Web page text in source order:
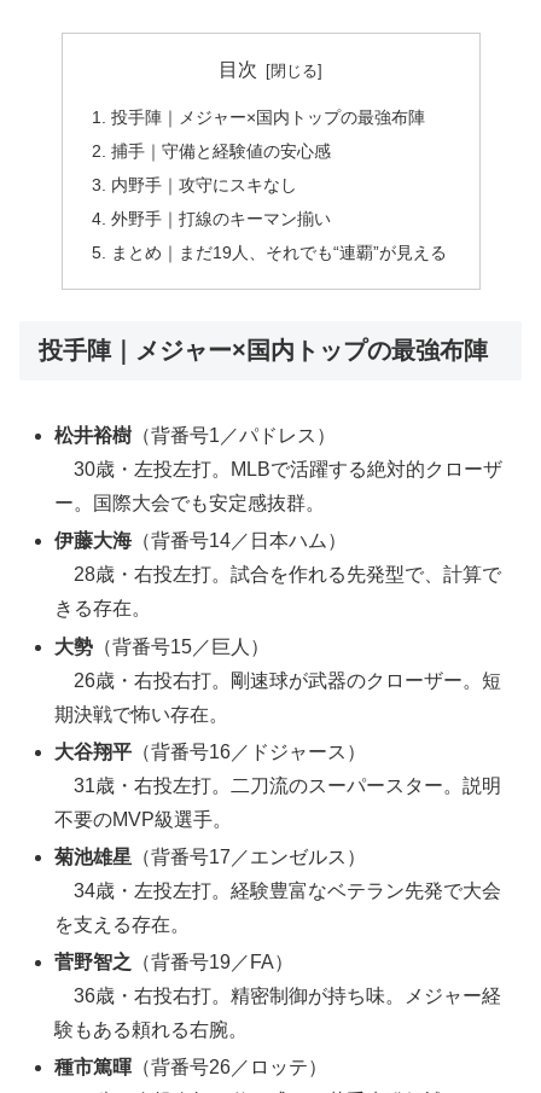
目次
投手陣｜メジャー×国内トップの最強布陣
捕手｜守備と経験値の安心感
内野手｜攻守にスキなし
外野手｜打線のキーマン揃い
まとめ｜まだ19人、それでも“連覇”が見える
投手陣｜メジャー×国内トップの最強布陣
松井裕樹 （背番号1／パドレス）
30歳・左投左打。MLBで活躍する絶対的クローザ
ー。国際大会でも安定感抜群。
伊藤大海 （背番号14／日本ハム）
28歳・右投左打。試合を作れる先発型で、計算で
きる存在。
大勢 （背番号15／巨人）
26歳・右投右打。剛速球が武器のクローザー。短
期決戦で怖い存在。
大谷翔平 （背番号16／ドジャース）
31歳・右投左打。二刀流のスーパースター。説明
不要のMVP級選手。
菊池雄星 （背番号17／エンゼルス）
34歳・左投左打。経験豊富なベテラン先発で大会
を支える存在。
菅野智之 （背番号19／FA）
36歳・右投右打。精密制御が持ち味。メジャー経
験もある頼れる右腕。
種市篤暉 （背番号26／ロッテ）